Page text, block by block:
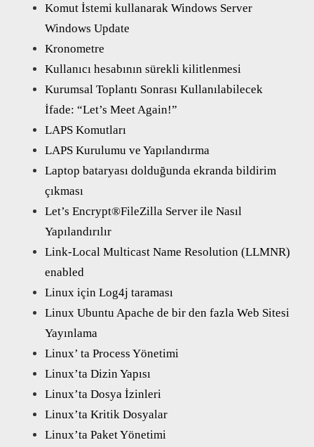
Komut İstemi kullanarak Windows Server
Windows Update
Kronometre
Kullanıcı hesabının sürekli kilitlenmesi
Kurumsal Toplantı Sonrası Kullanılabilecek
İfade: “Let’s Meet Again!”
LAPS Komutları
LAPS Kurulumu ve Yapılandırma
Laptop bataryası dolduğunda ekranda bildirim
çıkması
Let’s Encrypt®FileZilla Server ile Nasıl
Yapılandırılır
Link-Local Multicast Name Resolution (LLMNR)
enabled
Linux için Log4j taraması
Linux Ubuntu Apache de bir den fazla Web Sitesi
Yayınlama
Linux’ ta Process Yönetimi
Linux’ta Dizin Yapısı
Linux’ta Dosya İzinleri
Linux’ta Kritik Dosyalar
Linux’ta Paket Yönetimi